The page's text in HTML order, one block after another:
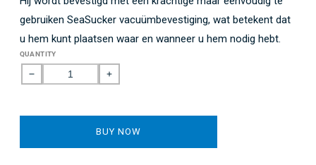
gebruiken SeaSucker vacuümbevestiging, wat betekent dat
u hem kunt plaatsen waar en wanneer u hem nodig hebt.
QUANTITY
Decrease
Increase
(2)-
BUY NOW